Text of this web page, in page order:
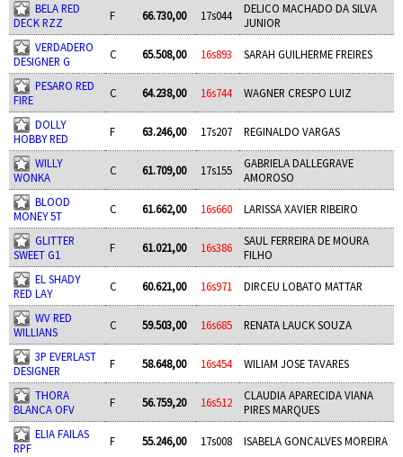
BELA RED
DECK RZZ
F 66.730,00 17s044
DELICO MACHADO DA SILVA
JUNIOR
VERDADERO
DESIGNER G
C 65.508,00 16s893 SARAH GUILHERME FREIRES
PESARO RED
FIRE
C 64.238,00 16s744 WAGNER CRESPO LUIZ
DOLLY
HOBBY RED
F 63.246,00 17s207 REGINALDO VARGAS
WILLY
WONKA
C 61.709,00 17s155
GABRIELA DALLEGRAVE
AMOROSO
BLOOD
MONEY 5T
C 61.662,00 16s660 LARISSA XAVIER RIBEIRO
GLITTER
SWEET G1
F 61.021,00 16s386
SAUL FERREIRA DE MOURA
FILHO
EL SHADY
RED LAY
C 60.621,00 16s971 DIRCEU LOBATO MATTAR
WV RED
WILLIANS
C 59.503,00 16s685 RENATA LAUCK SOUZA
3P EVERLAST
DESIGNER
F 58.648,00 16s454 WILIAM JOSE TAVARES
THORA
BLANCA OFV
F 56.759,20 16s512
CLAUDIA APARECIDA VIANA
PIRES MARQUES
ELIA FAILAS
RPF
F 55.246,00 17s008 ISABELA GONCALVES MOREIRA